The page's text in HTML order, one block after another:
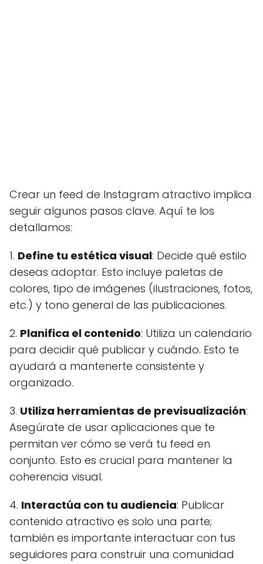
Crear un feed de Instagram atractivo implica
seguir algunos pasos clave. Aquí te los
detallamos:
1. Define tu estética visual: Decide qué estilo
deseas adoptar. Esto incluye paletas de
colores, tipo de imágenes (ilustraciones, fotos,
etc.) y tono general de las publicaciones.
2. Planifica el contenido: Utiliza un calendario
para decidir qué publicar y cuándo. Esto te
ayudará a mantenerte consistente y
organizado.
3. Utiliza herramientas de previsualización:
Asegúrate de usar aplicaciones que te
permitan ver cómo se verá tu feed en
conjunto. Esto es crucial para mantener la
coherencia visual.
4. Interactúa con tu audiencia: Publicar
contenido atractivo es solo una parte;
también es importante interactuar con tus
seguidores para construir una comunidad